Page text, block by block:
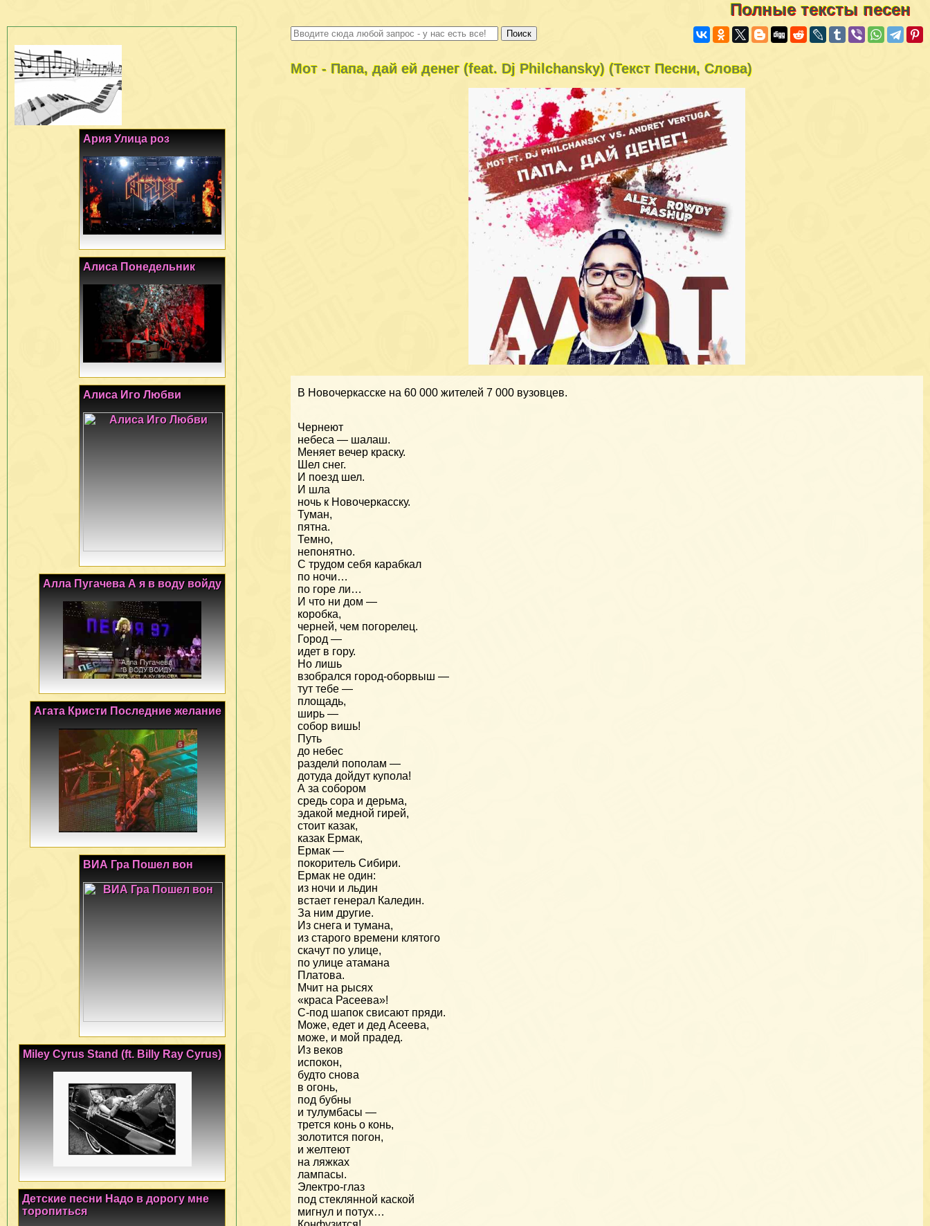
Полные тексты песен
Мот - Папа, дай ей денег (feat. Dj Philchansky) (Текст Песни, Слова)
В Новочеркасске на 60 000 жителей 7 000 вузовцев.
Чернеют
небеса — шалаш.
Меняет вечер краску.
Шел снег.
И поезд шел.
И шла
ночь к Новочеркасску.
Туман,
пятна.
Темно,
непонятно.
С трудом себя карабкал
по ночи…
по горе ли…
И что ни дом —
коробка,
черней, чем погорелец.
Город —
идет в гору.
Но лишь
взобрался город-оборвыш —
тут тебе —
площадь,
ширь —
собор вишь!
Путь
до небес
раздели́ пополам —
дотуда дойдут купола!
А за собором
средь сора и дерьма,
эдакой медной гирей,
стоит казак,
казак Ермак,
Ермак —
покоритель Сибири.
Ермак не один:
из ночи и льдин
встает генерал Каледин.
За ним другие.
Из снега и тумана,
из старого времени клятого
скачут по улице,
по улице атамана
Платова.
Мчит на рысях
«краса Расеева»!
С-под шапок свисают пряди.
Може, едет и дед Асеева,
може, и мой прадед.
Из веков
испокон,
будто снова
в огонь,
под бубны
и тулумбасы —
трется конь о конь,
золотится погон,
и желтеют
на ляжках
лампасы.
Электро-глаз
под стеклянной каской
мигнул и потух…
Ария Улица роз
Алиса Понедельник
Алиса Иго Любви
Алла Пугачева А я в воду войду
Агата Кристи Последние желание
ВИА Гра Пошел вон
Miley Cyrus Stand (ft. Billy Ray Cyrus)
Детские песни Надо в дорогу мне
торопиться